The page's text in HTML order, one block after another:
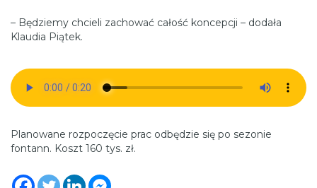
– Będziemy chcieli zachować całość koncepcji – dodała
Klaudia Piątek.
Planowane rozpoczęcie prac odbędzie się po sezonie
fontann. Koszt 160 tys. zł.